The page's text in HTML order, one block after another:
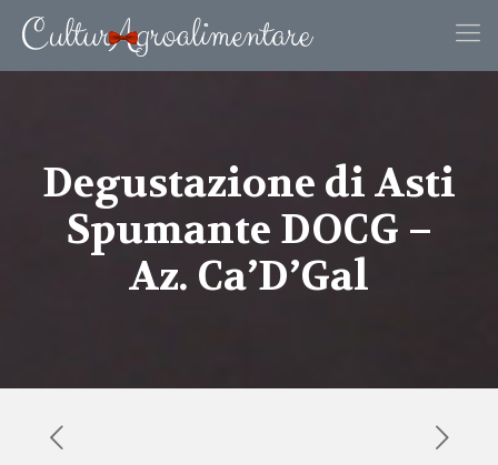
Degustazione di Asti
Spumante DOCG –
Az. Ca’D’Gal